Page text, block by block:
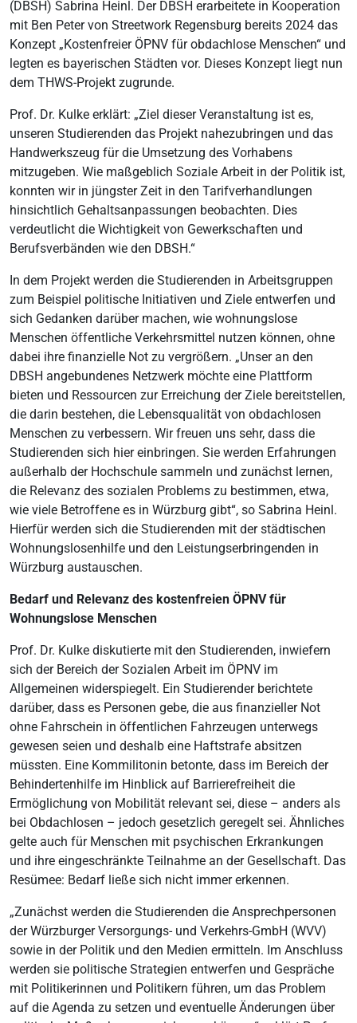
(DBSH) Sabrina Heinl. Der DBSH erarbeitete in Kooperation
mit Ben Peter von Streetwork Regensburg bereits 2024 das
Konzept „Kostenfreier ÖPNV für obdachlose Menschen“ und
legten es bayerischen Städten vor. Dieses Konzept liegt nun
dem THWS-Projekt zugrunde.
Prof. Dr. Kulke erklärt: „Ziel dieser Veranstaltung ist es,
unseren Studierenden das Projekt nahezubringen und das
Handwerkszeug für die Umsetzung des Vorhabens
mitzugeben. Wie maßgeblich Soziale Arbeit in der Politik ist,
konnten wir in jüngster Zeit in den Tarifverhandlungen
hinsichtlich Gehaltsanpassungen beobachten. Dies
verdeutlicht die Wichtigkeit von Gewerkschaften und
Berufsverbänden wie den DBSH.“
In dem Projekt werden die Studierenden in Arbeitsgruppen
zum Beispiel politische Initiativen und Ziele entwerfen und
sich Gedanken darüber machen, wie wohnungslose
Menschen öffentliche Verkehrsmittel nutzen können, ohne
dabei ihre finanzielle Not zu vergrößern. „Unser an den
DBSH angebundenes Netzwerk möchte eine Plattform
bieten und Ressourcen zur Erreichung der Ziele bereitstellen,
die darin bestehen, die Lebensqualität von obdachlosen
Menschen zu verbessern. Wir freuen uns sehr, dass die
Studierenden sich hier einbringen. Sie werden Erfahrungen
außerhalb der Hochschule sammeln und zunächst lernen,
die Relevanz des sozialen Problems zu bestimmen, etwa,
wie viele Betroffene es in Würzburg gibt“, so Sabrina Heinl.
Hierfür werden sich die Studierenden mit der städtischen
Wohnungslosenhilfe und den Leistungserbringenden in
Würzburg austauschen.
Bedarf und Relevanz des kostenfreien ÖPNV für
Wohnungslose Menschen
Prof. Dr. Kulke diskutierte mit den Studierenden, inwiefern
sich der Bereich der Sozialen Arbeit im ÖPNV im
Allgemeinen widerspiegelt. Ein Studierender berichtete
darüber, dass es Personen gebe, die aus finanzieller Not
ohne Fahrschein in öffentlichen Fahrzeugen unterwegs
gewesen seien und deshalb eine Haftstrafe absitzen
müssten. Eine Kommilitonin betonte, dass im Bereich der
Behindertenhilfe im Hinblick auf Barrierefreiheit die
Ermöglichung von Mobilität relevant sei, diese – anders als
bei Obdachlosen – jedoch gesetzlich geregelt sei. Ähnliches
gelte auch für Menschen mit psychischen Erkrankungen
und ihre eingeschränkte Teilnahme an der Gesellschaft. Das
Resümee: Bedarf ließe sich nicht immer erkennen.
„Zunächst werden die Studierenden die Ansprechpersonen
der Würzburger Versorgungs- und Verkehrs-GmbH (WVV)
sowie in der Politik und den Medien ermitteln. Im Anschluss
werden sie politische Strategien entwerfen und Gespräche
mit Politikerinnen und Politikern führen, um das Problem
auf die Agenda zu setzen und eventuelle Änderungen über